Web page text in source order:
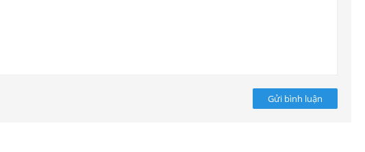
Gửi bình luận